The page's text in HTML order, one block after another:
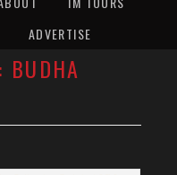
ADVERTISE
BUDHA